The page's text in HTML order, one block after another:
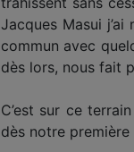
Jacques Masui
commun avec
dès lors, nous fait
C’est sur ce
dès notre première